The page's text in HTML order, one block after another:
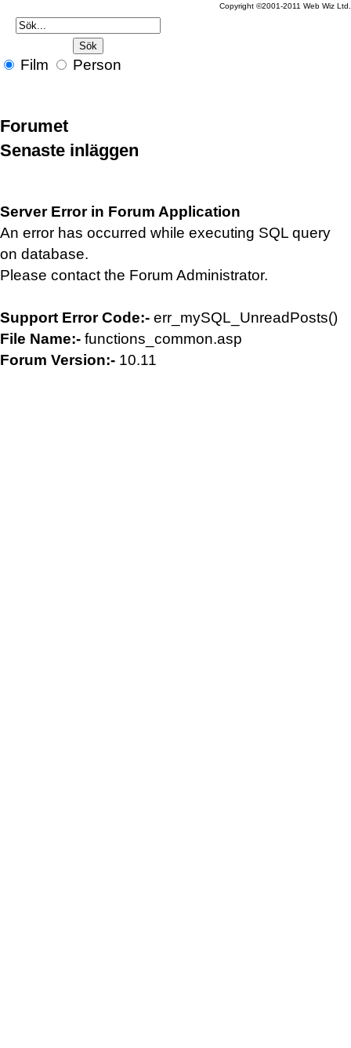
Copyright ©2001-2011 Web Wiz Ltd.
Film Person
Forumet
Senaste inläggen
Server Error in Forum Application
An error has occurred while executing SQL query
on database.
Please contact the Forum Administrator.
Support Error Code:- err_mySQL_UnreadPosts()
File Name:- functions_common.asp
Forum Version:- 10.11